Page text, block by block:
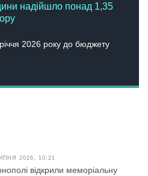
надійшло понад 1,35
2026 року до бюджету
2026, 10:21
відкрили меморіальну